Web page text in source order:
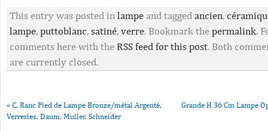
This entry was posted in lampe and tagged ancien,
lampe, puttoblanc, satiné, verre. Bookmark the permalink.
comments here with the RSS feed for this post. Both
are currently closed.
« C. Ranc Pied de Lampe Bronze/métal Argenté,
Verreries, Daum, Muller, Schneider
Grande H 36 Cm Lampe